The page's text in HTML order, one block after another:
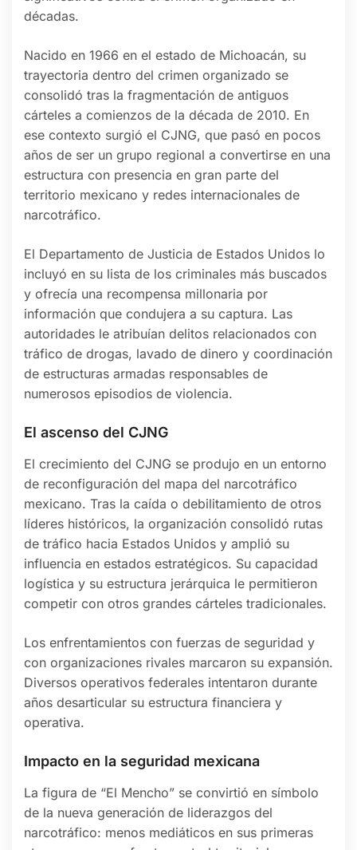
décadas.
Nacido en 1966 en el estado de Michoacán, su
trayectoria dentro del crimen organizado se
consolidó tras la fragmentación de antiguos
cárteles a comienzos de la década de 2010. En
ese contexto surgió el CJNG, que pasó en pocos
años de ser un grupo regional a convertirse en una
estructura con presencia en gran parte del
territorio mexicano y redes internacionales de
narcotráfico.
El Departamento de Justicia de Estados Unidos lo
incluyó en su lista de los criminales más buscados
y ofrecía una recompensa millonaria por
información que condujera a su captura. Las
autoridades le atribuían delitos relacionados con
tráfico de drogas, lavado de dinero y coordinación
de estructuras armadas responsables de
numerosos episodios de violencia.
El ascenso del CJNG
El crecimiento del CJNG se produjo en un entorno
de reconfiguración del mapa del narcotráfico
mexicano. Tras la caída o debilitamiento de otros
líderes históricos, la organización consolidó rutas
de tráfico hacia Estados Unidos y amplió su
influencia en estados estratégicos. Su capacidad
logística y su estructura jerárquica le permitieron
competir con otros grandes cárteles tradicionales.
Los enfrentamientos con fuerzas de seguridad y
con organizaciones rivales marcaron su expansión.
Diversos operativos federales intentaron durante
años desarticular su estructura financiera y
operativa.
Impacto en la seguridad mexicana
La figura de “El Mencho” se convirtió en símbolo
de la nueva generación de liderazgos del
narcotráfico: menos mediáticos en sus primeras